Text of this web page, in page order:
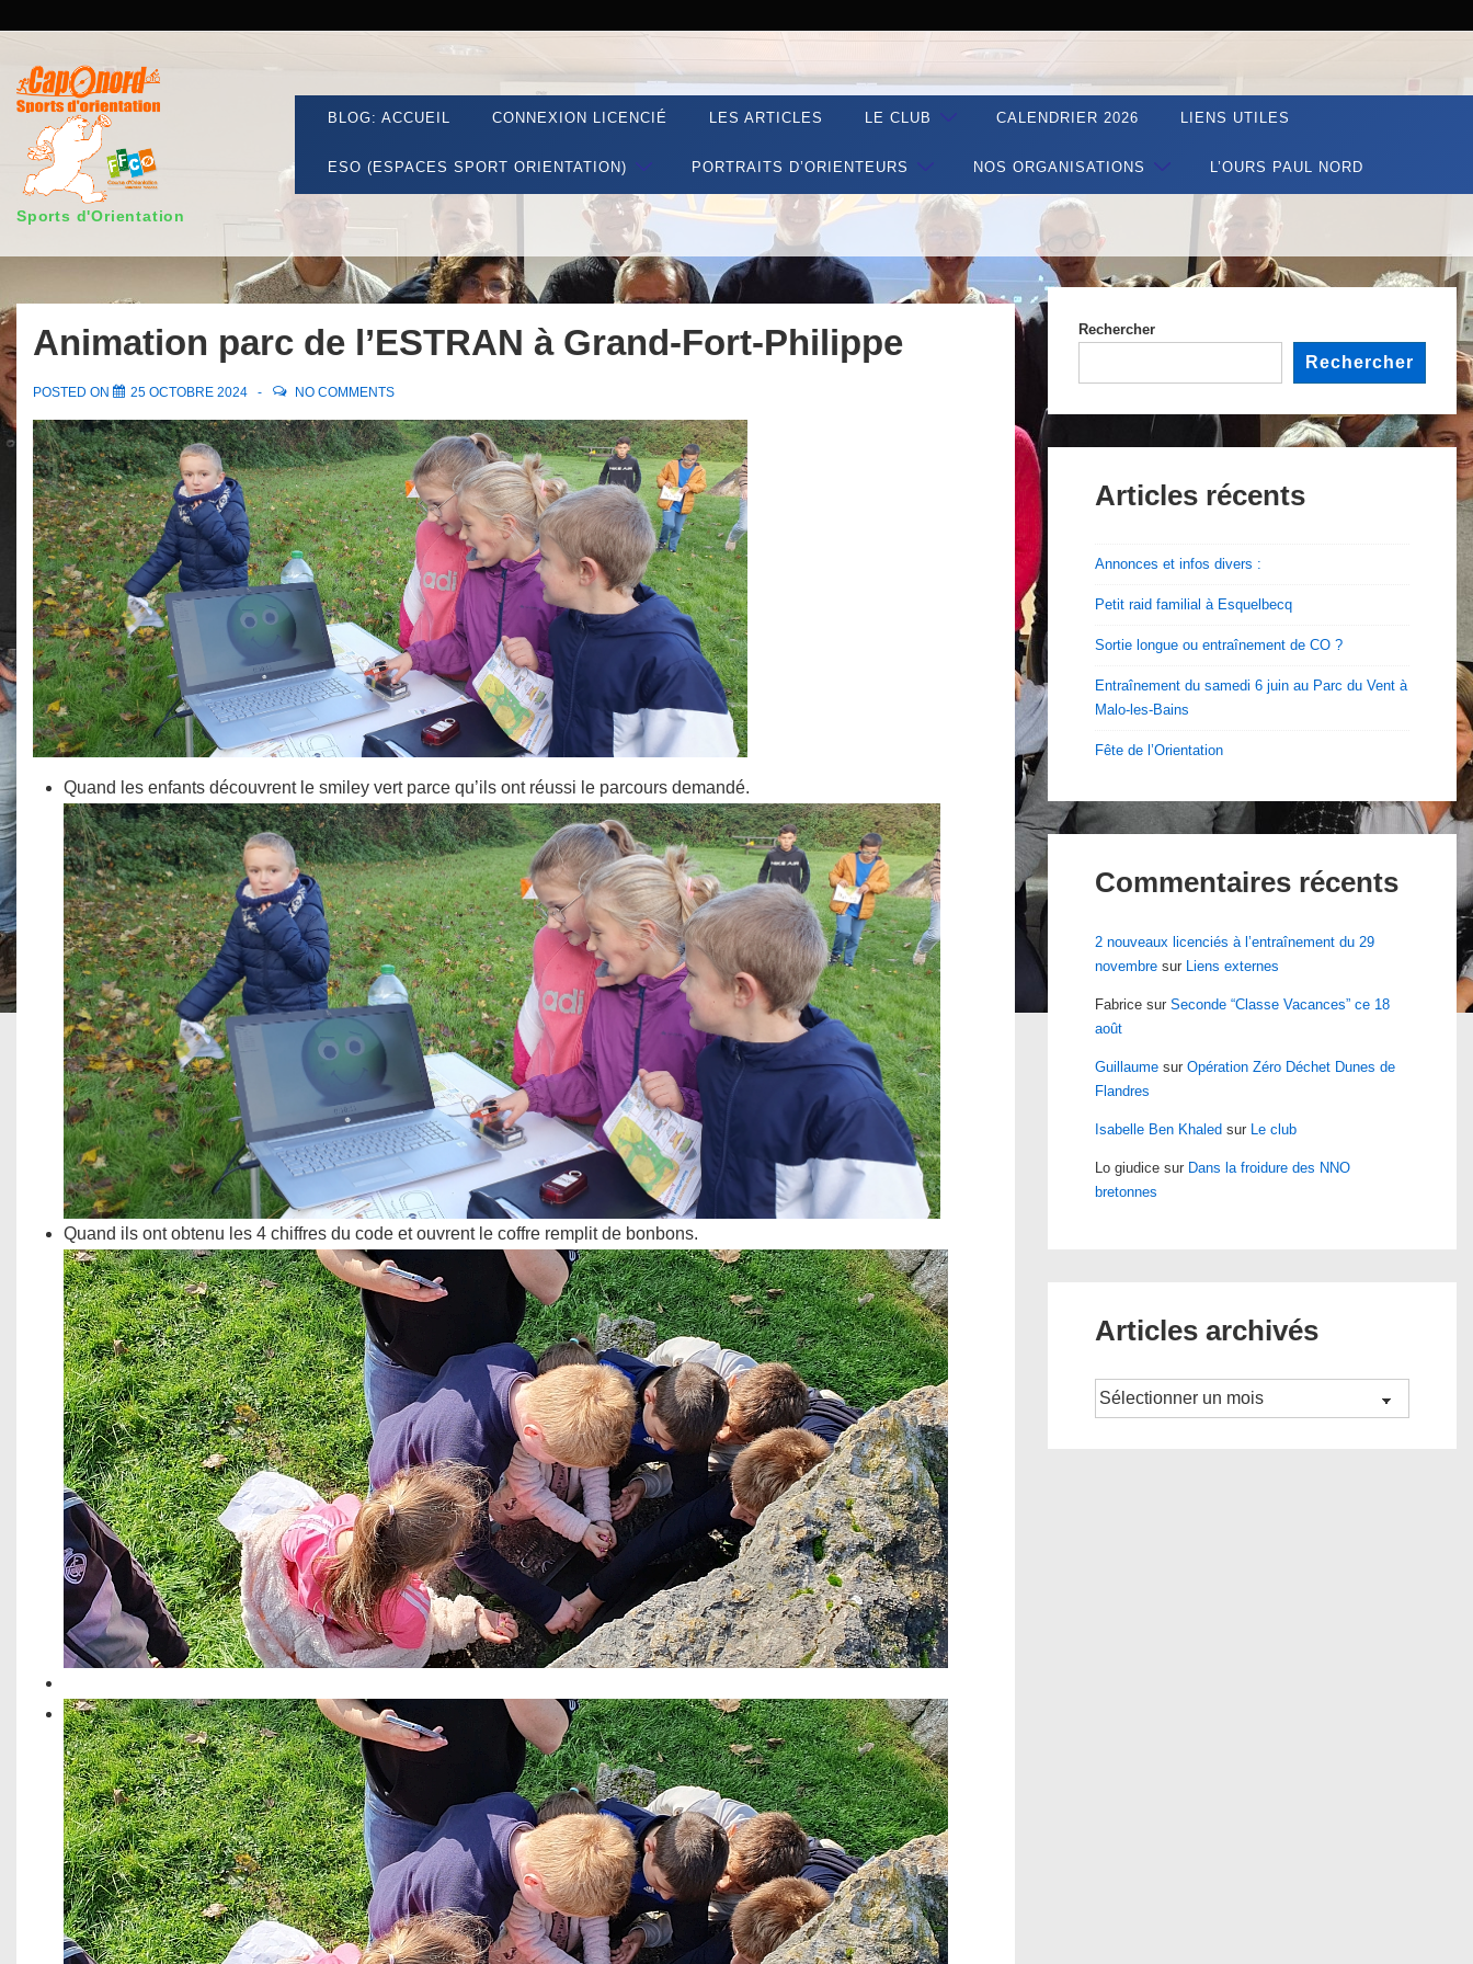
contenu
principal
Navigation
Sports d'Orientation
MainBLOG: ACCUEIL CONNEXION LICENCIÉ LES ARTICLES LE CLUB CALENDRIER 2026 LIENS UTILES
ESO (ESPACES SPORT ORIENTATION) PORTRAITS D’ORIENTEURS NOS ORGANISATIONS L’OURS PAUL NORD
Animation parc de l’ESTRAN à Grand-Fort-Philippe
POSTED ON 25 OCTOBRE 2024 NO COMMENTS
Quand les enfants découvrent le smiley vert parce qu’ils ont réussi le parcours demandé.
Quand ils ont obtenu les 4 chiffres du code et ouvrent le coffre remplit de bonbons.
Rechercher
Rechercher
Articles récents
Annonces et infos divers :
Petit raid familial à Esquelbecq
Sortie longue ou entraînement de CO ?
Entraînement du samedi 6 juin au Parc du Vent à
Malo-les-Bains
Fête de l’Orientation
Commentaires récents
2 nouveaux licenciés à l’entraînement du 29
novembresur Liens externes
Fabricesur Seconde “Classe Vacances” ce 18
août
Guillaumesur Opération Zéro Déchet Dunes de
Flandres
Isabelle Ben Khaled sur Le club
Lo giudicesur Dans la froidure des NNO
bretonnes
Articles archivés
Archives